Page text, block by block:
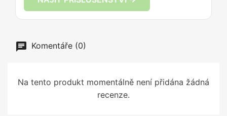
Komentáře (0)
Na tento produkt momentálně není přidána žádná
recenze.